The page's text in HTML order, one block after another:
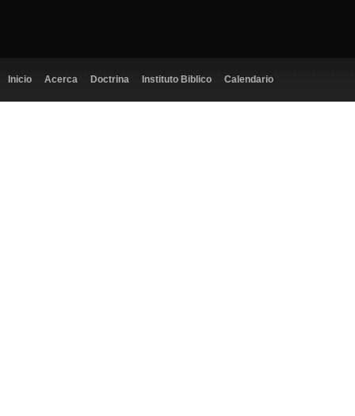
Inicio Acerca Doctrina Instituto Biblico Calendario